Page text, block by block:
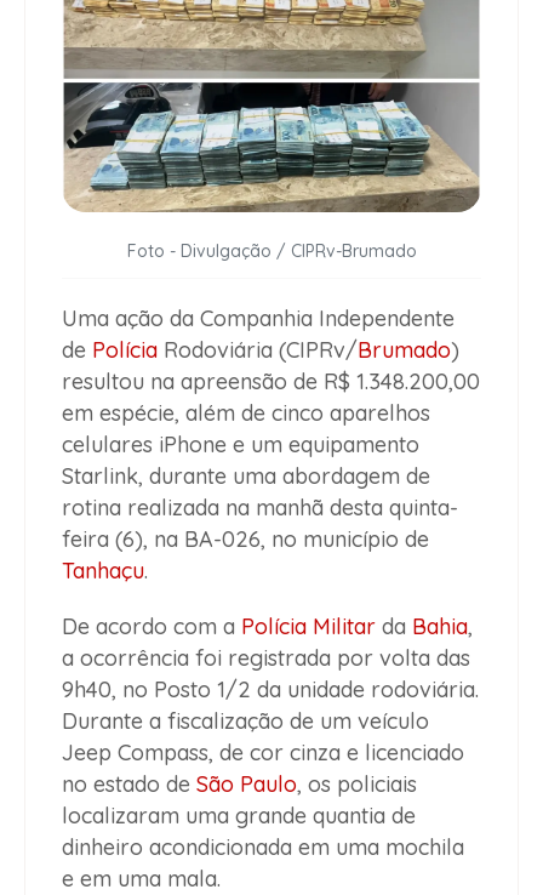
Foto - Divulgação / CIPRv-Brumado
Uma ação da Companhia Independente
de Polícia Rodoviária (CIPRv/Brumado)
resultou na apreensão de R$ 1.348.200,00
em espécie, além de cinco aparelhos
celulares iPhone e um equipamento
Starlink, durante uma abordagem de
rotina realizada na manhã desta quinta-
feira (6), na BA-026, no município de
Tanhaçu.
De acordo com a Polícia Militar da Bahia,
a ocorrência foi registrada por volta das
9h40, no Posto 1/2 da unidade rodoviária.
Durante a fiscalização de um veículo
Jeep Compass, de cor cinza e licenciado
no estado de São Paulo, os policiais
localizaram uma grande quantia de
dinheiro acondicionada em uma mochila
e em uma mala.